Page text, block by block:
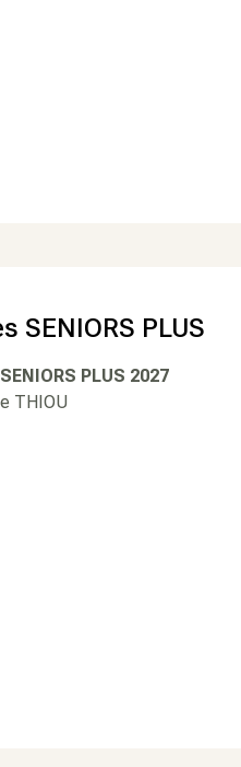
SENIORS PLUS
PLUS 2027
THIOU